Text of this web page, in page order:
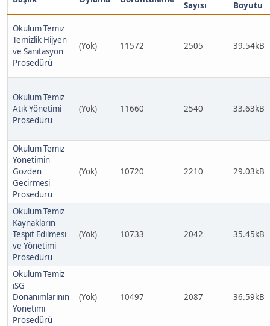
Sayısı
Boyutu
Okulum Temiz
Temizlik Hijyen
ve Sanitasyon
Prosedürü
(Yok) 11572 2505 39.54kB
Okulum Temiz
Atık Yönetimi
Prosedürü
(Yok) 11660 2540 33.63kB
Okulum Temiz
Yonetimin
Gozden
Gecirmesi
Proseduru
(Yok) 10720 2210 29.03kB
Okulum Temiz
Kaynakların
Tespit Edilmesi
ve Yönetimi
Prosedürü
(Yok) 10733 2042 35.45kB
Okulum Temiz
ıSG
Donanımlarının
Yönetimi
Prosedürü
(Yok) 10497 2087 36.59kB